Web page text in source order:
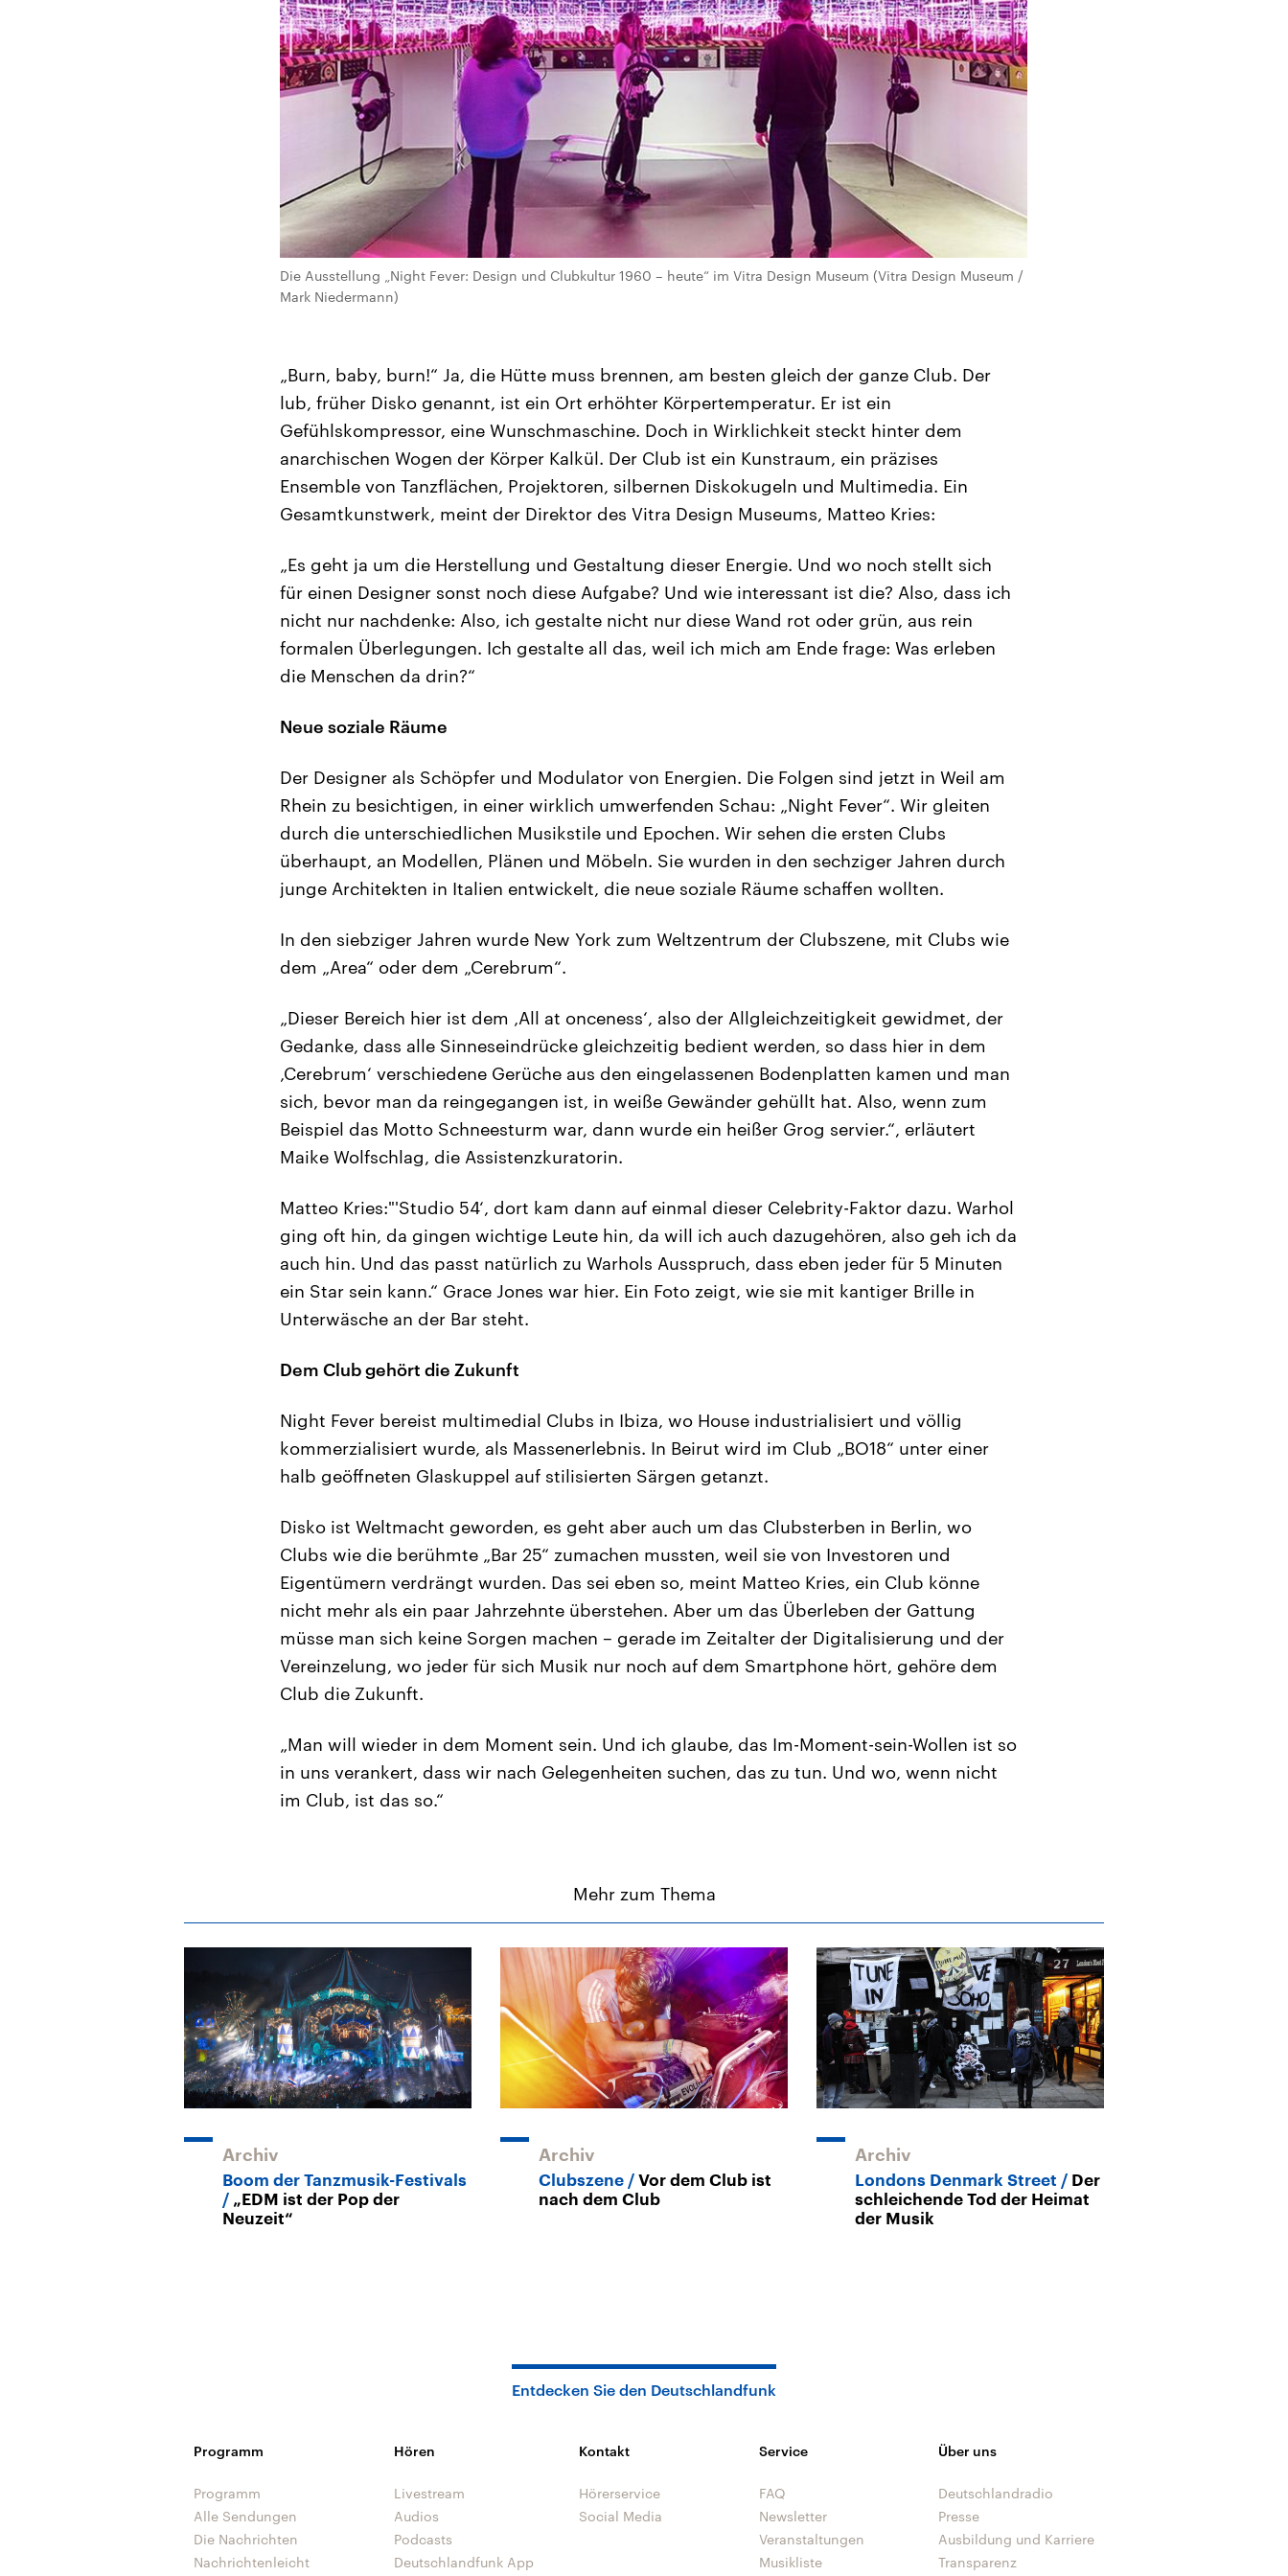
Die Ausstellung „Night Fever: Design und Clubkultur 1960 – heute“ im Vitra Design Museum (Vitra Design Museum /
Mark Niedermann)
„Burn, baby, burn!“ Ja, die Hütte muss brennen, am besten gleich der ganze Club. Der
lub, früher Disko genannt, ist ein Ort erhöhter Körpertemperatur. Er ist ein
Gefühlskompressor, eine Wunschmaschine. Doch in Wirklichkeit steckt hinter dem
anarchischen Wogen der Körper Kalkül. Der Club ist ein Kunstraum, ein präzises
Ensemble von Tanzflächen, Projektoren, silbernen Diskokugeln und Multimedia. Ein
Gesamtkunstwerk, meint der Direktor des Vitra Design Museums, Matteo Kries:
„Es geht ja um die Herstellung und Gestaltung dieser Energie. Und wo noch stellt sich
für einen Designer sonst noch diese Aufgabe? Und wie interessant ist die? Also, dass ich
nicht nur nachdenke: Also, ich gestalte nicht nur diese Wand rot oder grün, aus rein
formalen Überlegungen. Ich gestalte all das, weil ich mich am Ende frage: Was erleben
die Menschen da drin?“
Neue soziale Räume
Der Designer als Schöpfer und Modulator von Energien. Die Folgen sind jetzt in Weil am
Rhein zu besichtigen, in einer wirklich umwerfenden Schau: „Night Fever“. Wir gleiten
durch die unterschiedlichen Musikstile und Epochen. Wir sehen die ersten Clubs
überhaupt, an Modellen, Plänen und Möbeln. Sie wurden in den sechziger Jahren durch
junge Architekten in Italien entwickelt, die neue soziale Räume schaffen wollten.
In den siebziger Jahren wurde New York zum Weltzentrum der Clubszene, mit Clubs wie
dem „Area“ oder dem „Cerebrum“.
„Dieser Bereich hier ist dem ‚All at onceness‘, also der Allgleichzeitigkeit gewidmet, der
Gedanke, dass alle Sinneseindrücke gleichzeitig bedient werden, so dass hier in dem
‚Cerebrum‘ verschiedene Gerüche aus den eingelassenen Bodenplatten kamen und man
sich, bevor man da reingegangen ist, in weiße Gewänder gehüllt hat. Also, wenn zum
Beispiel das Motto Schneesturm war, dann wurde ein heißer Grog servier.“, erläutert
Maike Wolfschlag, die Assistenzkuratorin.
Matteo Kries:"'Studio 54‘, dort kam dann auf einmal dieser Celebrity-Faktor dazu. Warhol
ging oft hin, da gingen wichtige Leute hin, da will ich auch dazugehören, also geh ich da
auch hin. Und das passt natürlich zu Warhols Ausspruch, dass eben jeder für 5 Minuten
ein Star sein kann.“ Grace Jones war hier. Ein Foto zeigt, wie sie mit kantiger Brille in
Unterwäsche an der Bar steht.
Dem Club gehört die Zukunft
Night Fever bereist multimedial Clubs in Ibiza, wo House industrialisiert und völlig
kommerzialisiert wurde, als Massenerlebnis. In Beirut wird im Club „BO18“ unter einer
halb geöffneten Glaskuppel auf stilisierten Särgen getanzt.
Disko ist Weltmacht geworden, es geht aber auch um das Clubsterben in Berlin, wo
Clubs wie die berühmte „Bar 25“ zumachen mussten, weil sie von Investoren und
Eigentümern verdrängt wurden. Das sei eben so, meint Matteo Kries, ein Club könne
nicht mehr als ein paar Jahrzehnte überstehen. Aber um das Überleben der Gattung
müsse man sich keine Sorgen machen – gerade im Zeitalter der Digitalisierung und der
Vereinzelung, wo jeder für sich Musik nur noch auf dem Smartphone hört, gehöre dem
Club die Zukunft.
„Man will wieder in dem Moment sein. Und ich glaube, das Im-Moment-sein-Wollen ist so
in uns verankert, dass wir nach Gelegenheiten suchen, das zu tun. Und wo, wenn nicht
im Club, ist das so.“
Mehr zum Thema
Archiv
Boom der Tanzmusik-Festivals
„EDM ist der Pop der
Neuzeit“
Archiv
Clubszene
Vor dem Club ist
nach dem Club
Archiv
Londons Denmark Street
Der
schleichende Tod der Heimat
der Musik
Entdecken Sie den Deutschlandfunk
Programm
Programm
Alle Sendungen
Die Nachrichten
Nachrichtenleicht
Hören
Livestream
Audios
Podcasts
Deutschlandfunk App
Kontakt
Hörerservice
Social Media
Service
FAQ
Newsletter
Veranstaltungen
Musikliste
Über uns
Deutschlandradio
Presse
Ausbildung und Karriere
Transparenz